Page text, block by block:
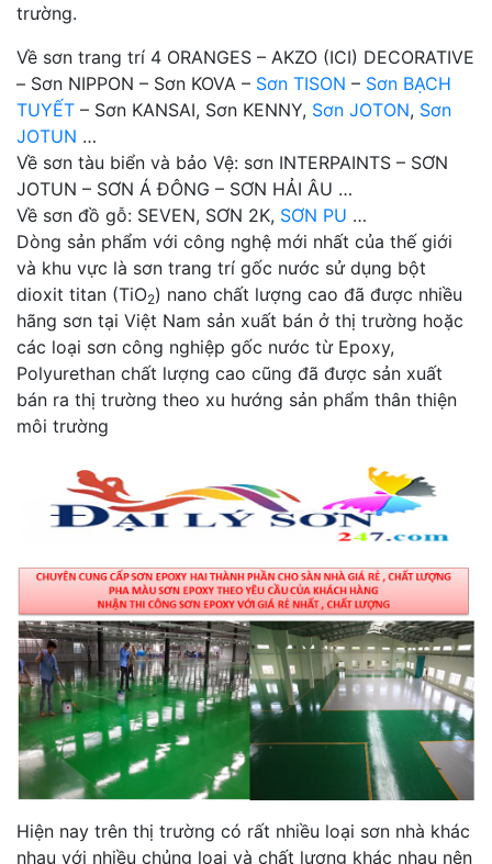
trường.
Về sơn trang trí 4 ORANGES – AKZO (ICI) DECORATIVE
– Sơn NIPPON – Sơn KOVA – Sơn TISON – Sơn BẠCH
TUYẾT – Sơn KANSAI, Sơn KENNY, Sơn JOTON, Sơn
JOTUN …
Về sơn tàu biển và bảo Vệ: sơn INTERPAINTS – SƠN
JOTUN – SƠN Á ĐÔNG – SƠN HẢI ÂU …
Về sơn đồ gỗ: SEVEN, SƠN 2K, SƠN PU …
Dòng sản phẩm với công nghệ mới nhất của thế giới
và khu vực là sơn trang trí gốc nước sử dụng bột
dioxit titan (TiO2) nano chất lượng cao đã được nhiều
hãng sơn tại Việt Nam sản xuất bán ở thị trường hoặc
các loại sơn công nghiệp gốc nước từ Epoxy,
Polyurethan chất lượng cao cũng đã được sản xuất
bán ra thị trường theo xu hướng sản phẩm thân thiện
môi trường
Hiện nay trên thị trường có rất nhiều loại sơn nhà khác
nhau với nhiều chủng loại và chất lượng khác nhau nên